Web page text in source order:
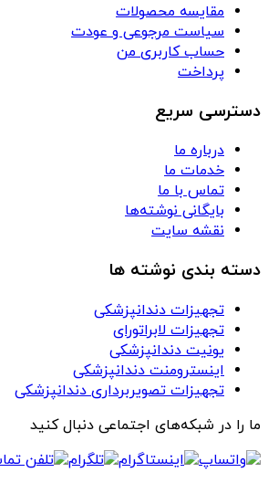
مقایسه محصولات
سیاست مرجوعی و عودت
حساب کاربری من
پرداخت
دسترسی سریع
درباره ما
خدمات ما
تماس با ما
بایگانی نوشته‌ها
نقشه سایت
دسته بندی نوشته ها
تجهیزات دندانپزشکی
تجهیزات لابراتورای
یونیت دندانپزشکی
اینسترومنت دندانپزشکی
تجهیزات تصویربرداری دندانپزشکی
ما را در شبکه‌های اجتماعی دنبال کنید